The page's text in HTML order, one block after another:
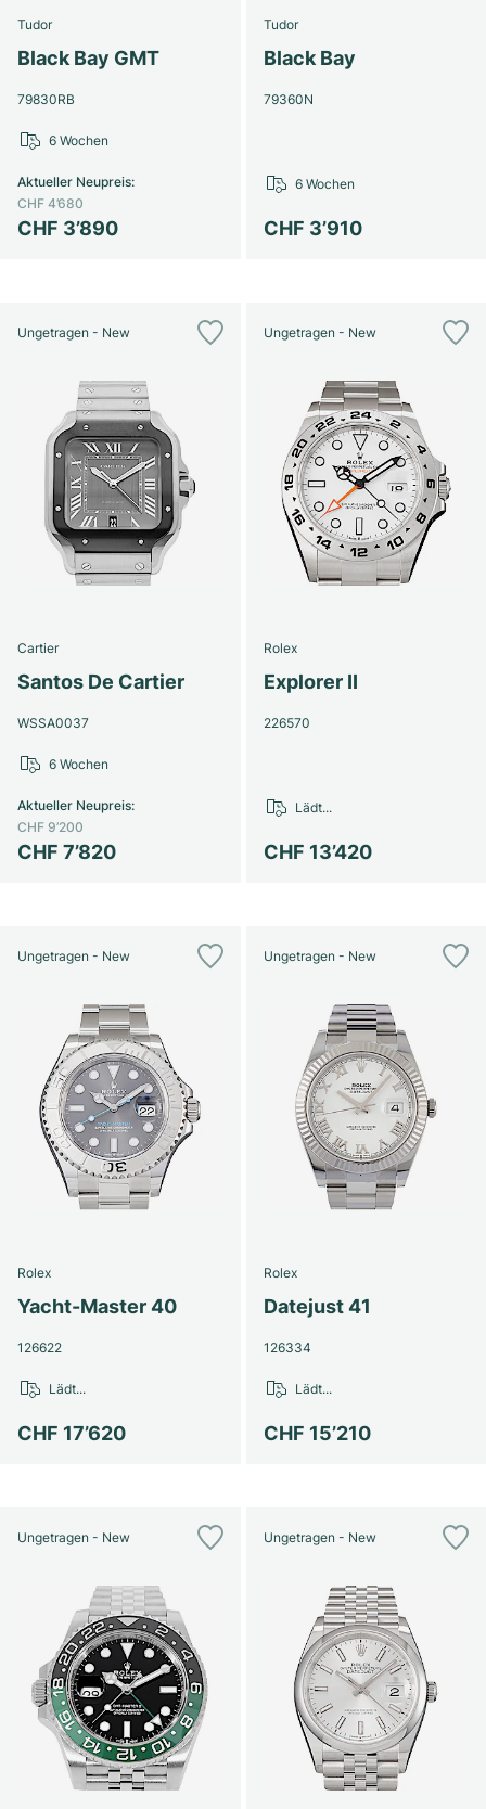
Tudor
Black Bay GMT
79830RB
CHF 3’890
Aktueller Neupreis:
CHF 4’680
6 Wochen
Tudor
Black Bay
79360N
CHF 3’910
6 Wochen
Ungetragen - New
Cartier
Santos De Cartier
WSSA0037
CHF 7’820
Aktueller Neupreis:
CHF 9’200
6 Wochen
Ungetragen - New
Rolex
Explorer II
226570
CHF 13’420
Lädt...
Ungetragen - New
Rolex
Yacht-Master 40
126622
CHF 17’620
Lädt...
Ungetragen - New
Rolex
Datejust 41
126334
CHF 15’210
Lädt...
Ungetragen - New Ungetragen - New